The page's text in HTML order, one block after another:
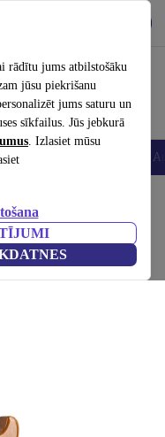
rādītu jums atbilstošāku
jūsu piekrišanu
jums saturu un
sīkfailus. Jūs jebkurā
. Izlasiet mūsu
Viedpulksteņi
1 943,99 €